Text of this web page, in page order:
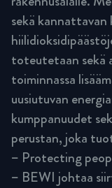
sekä kannattavan
toteutetaan sekä
toiminnassa
uusiutuvan
kumppanuudet
perustan, joka
– Protecting
– BEWI johtaa